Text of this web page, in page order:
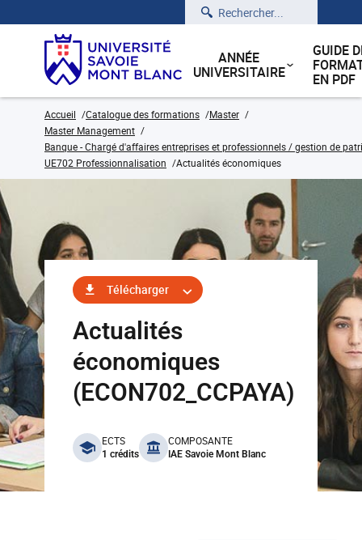
Rechercher
ANNÉE
UNIVERSITAIRE
GUIDE
EN PDF
Accueil Catalogue des formations
Master
Master Management
Banque - Chargé d'affaires entreprises et professionnels / gestion de
UE702 Professionnalisation
Actualités économiques
Télécharger
Actualités
économiques
(ECON702_CCPAYA)
benefits
ECTS
1 crédits
COMPOSANTE
IAE Savoie Mont Blanc